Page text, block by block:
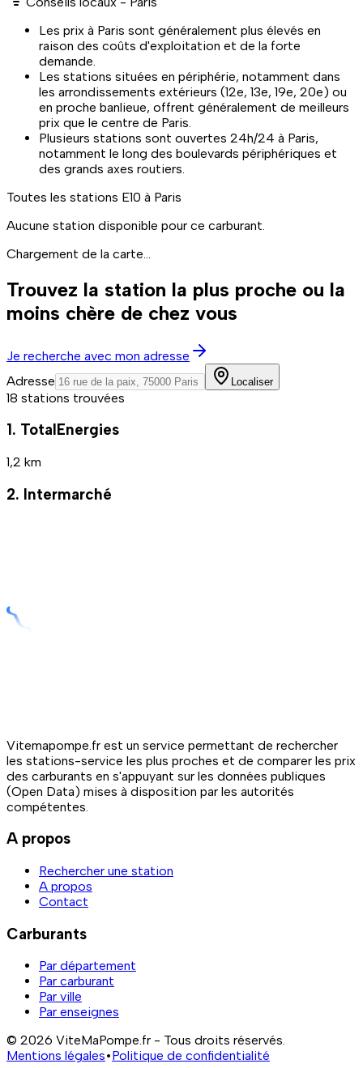
Les prix à Paris sont généralement plus élevés en
raison des coûts d'exploitation et de la forte
demande.
Les stations situées en périphérie, notamment dans
les arrondissements extérieurs (12e, 13e, 19e, 20e) ou
en proche banlieue, offrent généralement de meilleurs
prix que le centre de Paris.
Plusieurs stations sont ouvertes 24h/24 à Paris,
notamment le long des boulevards périphériques et
des grands axes routiers.
Toutes les stations E10 à Paris
Aucune station disponible pour ce carburant.
Chargement de la carte...
Trouvez la station la plus proche ou la
moins chère de chez vous
Je recherche avec mon adresse
Adresse
Localiser
18 stations trouvées
1. TotalEnergies
1,2 km
2. Intermarché
Vitemapompe.fr est un service permettant de rechercher
les stations-service les plus proches et de comparer les prix
des carburants en s'appuyant sur les données publiques
(Open Data) mises à disposition par les autorités
compétentes.
A propos
Rechercher une station
A propos
Contact
Carburants
Par département
Par carburant
Par ville
Par enseignes
© 2026 ViteMaPompe.fr - Tous droits réservés.
Mentions légales•Politique de confidentialité